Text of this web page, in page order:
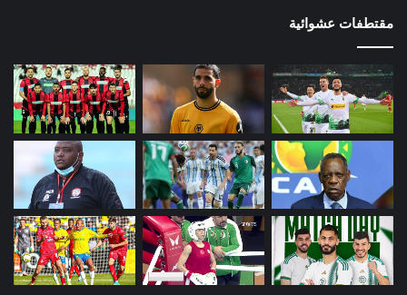
مقتطفات عشوائية